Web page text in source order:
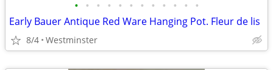
• • • • • • • • • • • •
Early Bauer Antique Red Ware Hanging Pot. Fleur de lis
8/4 Westminster